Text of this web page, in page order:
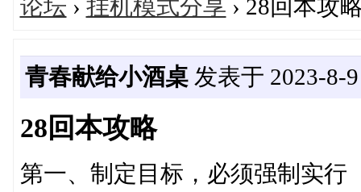
论坛 › 挂机模式分享 › 28回本攻
青春献给小酒桌发表于 2023-8-9
28回本攻略
第一、制定目标，必须强制实行